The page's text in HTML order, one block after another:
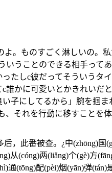
。ものすごく淋しいの。
うことのできる相手って
たしc彼だってそういうタ
かに可愛いとかきれいだ
子にしてるから」腕を掴
、それを行動に移すことを
番被查。¿中(zhōng)国
从(cóng)两(liǎng)个(gè)方
通(tōng)配(pèi)烟(yān)弹